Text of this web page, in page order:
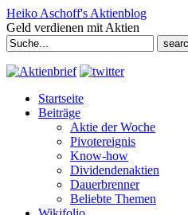
Heiko Aschoff's Aktienblog
Geld verdienen mit Aktien
Search
for:
Startseite
Beiträge
Aktie der Woche
Pivotereignis
Know-how
Dividendenaktien
Dauerbrenner
Beliebte Themen